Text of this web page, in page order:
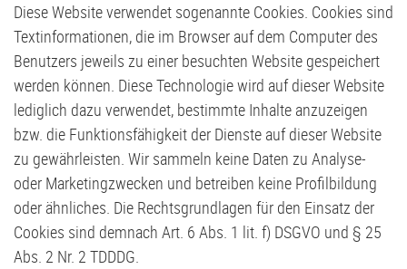
Diese Website verwendet sogenannte Cookies. Cookies sind
Textinformationen, die im Browser auf dem Computer des
Benutzers jeweils zu einer besuchten Website gespeichert
werden können. Diese Technologie wird auf dieser Website
lediglich dazu verwendet, bestimmte Inhalte anzuzeigen
bzw. die Funktionsfähigkeit der Dienste auf dieser Website
zu gewährleisten. Wir sammeln keine Daten zu Analyse-
oder Marketingzwecken und betreiben keine Profilbildung
oder ähnliches. Die Rechtsgrundlagen für den Einsatz der
Cookies sind demnach Art. 6 Abs. 1 lit. f) DSGVO und § 25
Abs. 2 Nr. 2 TDDDG.